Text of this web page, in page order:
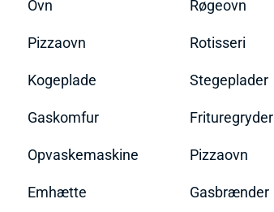
Ovn
Pizzaovn
Kogeplade
Gaskomfur
Opvaskemaskine
Emhætte
Røgeovn
Rotisseri
Stegeplader
Frituregryder
Pizzaovn
Gasbrænder